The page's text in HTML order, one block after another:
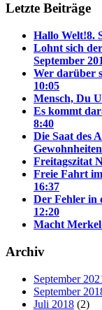
Letzte Beiträge
Hallo Welt!8.
Lohnt sich
September
Wer darüber
10:05
Mensch, Du
Es kommt
8:40
Die Saat des
Gewohnheiten
Freitagszitat
Freie Fahrt
16:37
Der Fehler in
12:20
Macht
Archiv
September
September
Juli 2018 (2)